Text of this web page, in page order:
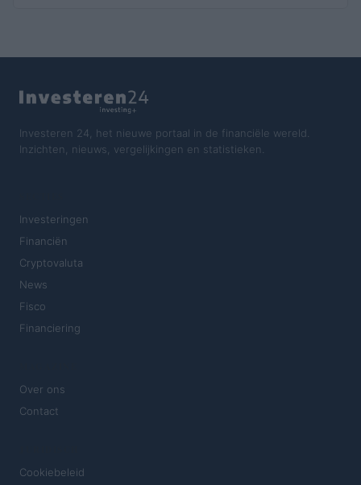
Investeren 24, het nieuwe portaal in de financiële wereld.
Inzichten, nieuws, vergelijkingen en statistieken.
Investeringen
Financiën
Cryptovaluta
News
Fisco
Financiering
Over ons
Contact
Cookiebeleid